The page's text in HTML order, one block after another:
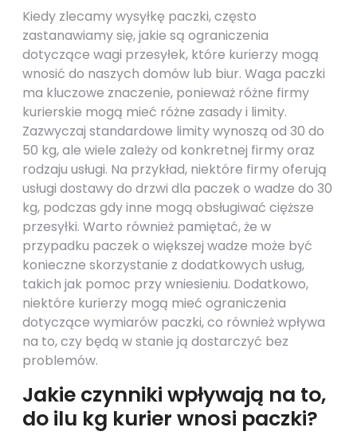
Kiedy zlecamy wysyłkę paczki, często
zastanawiamy się, jakie są ograniczenia
dotyczące wagi przesyłek, które kurierzy mogą
wnosić do naszych domów lub biur. Waga paczki
ma kluczowe znaczenie, ponieważ różne firmy
kurierskie mogą mieć różne zasady i limity.
Zazwyczaj standardowe limity wynoszą od 30 do
50 kg, ale wiele zależy od konkretnej firmy oraz
rodzaju usługi. Na przykład, niektóre firmy oferują
usługi dostawy do drzwi dla paczek o wadze do 30
kg, podczas gdy inne mogą obsługiwać cięższe
przesyłki. Warto również pamiętać, że w
przypadku paczek o większej wadze może być
konieczne skorzystanie z dodatkowych usług,
takich jak pomoc przy wniesieniu. Dodatkowo,
niektóre kurierzy mogą mieć ograniczenia
dotyczące wymiarów paczki, co również wpływa
na to, czy będą w stanie ją dostarczyć bez
problemów.
Jakie czynniki wpływają na to,
do ilu kg kurier wnosi paczki?